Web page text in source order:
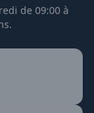
de 09:00 à